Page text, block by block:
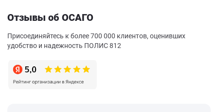
Отзывы об ОСАГО
Присоединяйтесь к более 700 000 клиентов, оценивших
удобство и надежность ПОЛИС 812